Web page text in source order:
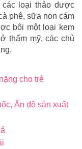
loại thảo dược
phê, sữa non cám
bôi một loại kem
thẩm mỹ, các chủ
cho trẻ
Ấn độ sản xuất